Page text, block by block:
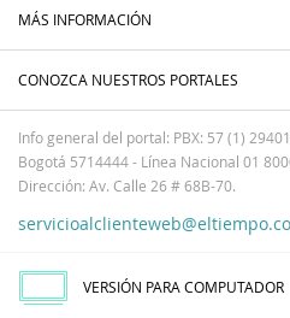
MÁS INFORMACIÓN
CONOZCA NUESTROS PORTALES
Info general del portal: PBX: 57 (1)
Bogotá 5714444 - Línea Nacional 01
Dirección: Av. Calle 26 # 68B-70.
VERSIÓN PARA COMPUTADOR